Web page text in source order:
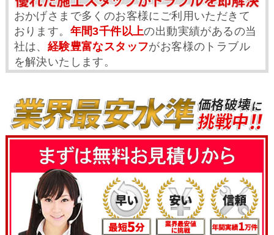
おかげさまで多くのお客様にご利用いただきて
おります。 年間3千件以上の出動実績があるの当
社は、 経験豊富なスタッフがお客様のトラブル
を解決いたします。